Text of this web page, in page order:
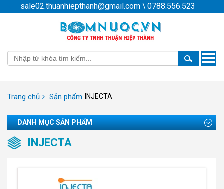
sale02.thuanhiepthanh@gmail.com \ 0788.556.523
Toggle
Trang chủ Sản phẩm INJECTA
DANH MỤC SẢN PHẨM
INJECTA